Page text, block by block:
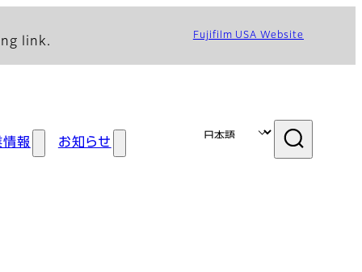
link. Fujifilm USA Website
報 お知らせ